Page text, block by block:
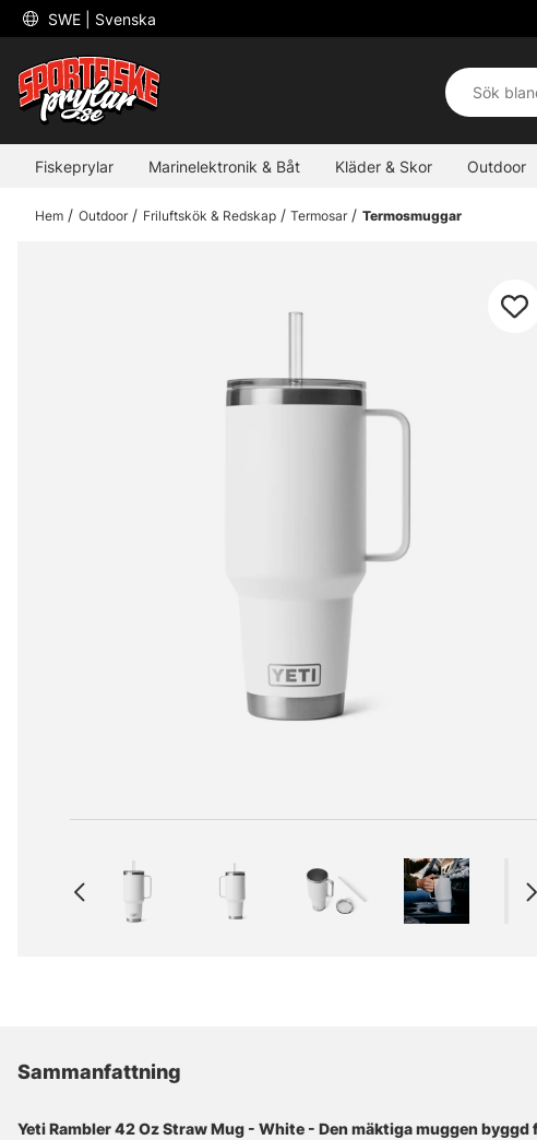
SWE | Svenska
Fiskeprylar Marinelektronik & Båt Kläder & Skor Outdoor
Hem Outdoor Friluftskök & Redskap Termosar Termosmuggar
Sammanfattning
Yeti Rambler 42 Oz Straw Mug - White - Den mäktiga muggen